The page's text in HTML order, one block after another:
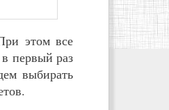
этом все
первый раз
выбирать